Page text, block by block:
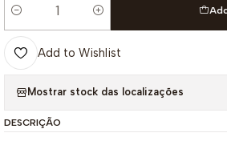
Quantity
Add to Wishlist
Mostrar stock das localizações
DESCRIÇÃO